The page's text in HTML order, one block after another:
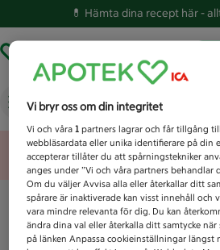
💊 Hämta dina recept här -
Vad letar du efter idag?
Unknown
Vi bryr oss om din integritet
Vi och våra1 partners lagrar och får tillgång
webbläsardata eller unika identifierare på din
accepterar tillåter du att spårningstekniker
anges under ”Vi och våra partners behandlar
Om du väljer Avvisa alla eller återkallar ditt
spårare är inaktiverade kan visst innehåll och
vara mindre relevanta för dig. Du kan
ändra dina val eller återkalla ditt samtycke
på länken Anpassa cookieinställningar längst